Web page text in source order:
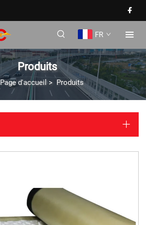
FR
Produits
Page d'accueil > Produits